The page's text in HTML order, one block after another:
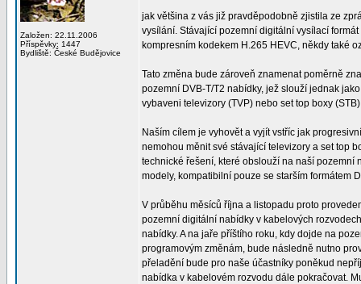
Založen: 22.11.2006
Příspěvky: 1447
Bydliště: České Budějovice
jak většina z vás již pravděpodobně zjistila ze
vysílání. Stávající pozemní digitální vysílací
kompresním kodekem H.265 HEVC, někdy také
Tato změna bude zároveň znamenat poměrně
pozemní DVB-T/T2 nabídky, jež slouží jednak
vybaveni televizory (TVP) nebo set top boxy
Naším cílem je vyhovět a vyjít vstříc jak
nemohou měnit své stávající televizory a set top
technické řešení, které obslouží na naší pozemní
modely, kompatibilní pouze se starším formátem
V průběhu měsíců října a listopadu proto
pozemní digitální nabídky v kabelových
nabídky. A na jaře příštího roku, kdy dojde na
programovým změnám, bude následně nutno
přeladění bude pro naše účastníky poněkud
nabídka v kabelovém rozvodu dále pokračovat.